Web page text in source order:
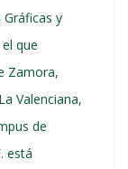
y
que
Zamora,
Valenciana,
de
está